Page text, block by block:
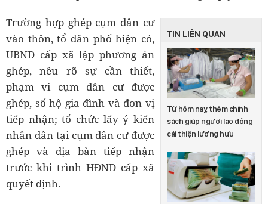
TIN LIÊN QUAN
Từ hôm nay, thêm chính
sách giúp người lao động
cải thiện lương hưu
Trường hợp ghép cụm dân cư
vào thôn, tổ dân phố hiện có,
UBND cấp xã lập phương án
ghép, nêu rõ sự cần thiết,
phạm vi cụm dân cư được
ghép, số hộ gia đình và đơn vị
tiếp nhận; tổ chức lấy ý kiến
nhân dân tại cụm dân cư được
ghép và địa bàn tiếp nhận
trước khi trình HĐND cấp xã
quyết định.